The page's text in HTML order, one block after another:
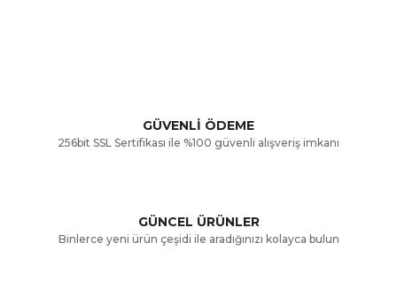
Ürün resmi kalitesiz, bozuk veya görüntülenemiyor.
Ürün bilgilerinde hatalar bulunuyor.
GÜVENLİ ÖDEME
256bit SSL Sertifikası ile %100 güvenli alışveriş imkanı
GÜNCEL ÜRÜNLER
Binlerce yeni ürün çeşidi ile aradığınızı kolayca bulun